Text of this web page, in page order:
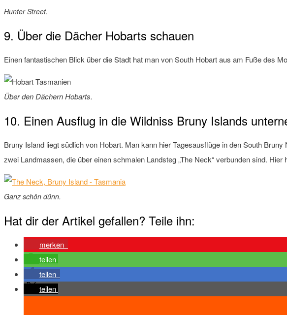
Hunter Street.
9. Über die Dächer Hobarts schauen
Einen fantastischen Blick über die Stadt hat man von South Hobart aus am Fuße des
Über den Dächern Hobarts.
10. Einen Ausflug in die Wildniss Bruny Islands
Bruny Island liegt südlich von Hobart. Man kann hier Tagesausflüge in den South
zwei Landmassen, die über einen schmalen Landsteg „The Neck“ verbunden sind.
Ganz schön dünn.
Hat dir der Artikel gefallen? Teile ihn:
merken
teilen
teilen
teilen